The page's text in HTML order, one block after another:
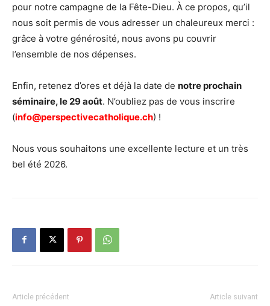
pour notre campagne de la Fête-Dieu. À ce propos, qu’il
nous soit permis de vous adresser un chaleureux merci :
grâce à votre générosité, nous avons pu couvrir
l’ensemble de nos dépenses.
Enfin, retenez d’ores et déjà la date de notre prochain
séminaire, le 29 août. N’oubliez pas de vous inscrire
(info@perspectivecatholique.ch) !
Nous vous souhaitons une excellente lecture et un très
bel été 2026.
Article précédent Article suivant